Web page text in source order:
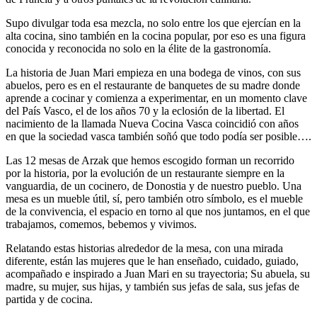
Supo divulgar toda esa mezcla, no solo entre los que ejercían en la
alta cocina, sino también en la cocina popular, por eso es una figura
conocida y reconocida no solo en la élite de la gastronomía.
La historia de Juan Mari empieza en una bodega de vinos, con sus
abuelos, pero es en el restaurante de banquetes de su madre donde
aprende a cocinar y comienza a experimentar, en un momento clave
del País Vasco, el de los años 70 y la eclosión de la libertad. El
nacimiento de la llamada Nueva Cocina Vasca coincidió con años
en que la sociedad vasca también soñó que todo podía ser posible….
Las 12 mesas de Arzak que hemos escogido forman un recorrido
por la historia, por la evolución de un restaurante siempre en la
vanguardia, de un cocinero, de Donostia y de nuestro pueblo. Una
mesa es un mueble útil, sí, pero también otro símbolo, es el mueble
de la convivencia, el espacio en torno al que nos juntamos, en el que
trabajamos, comemos, bebemos y vivimos.
Relatando estas historias alrededor de la mesa, con una mirada
diferente, están las mujeres que le han enseñado, cuidado, guiado,
acompañado e inspirado a Juan Mari en su trayectoria; Su abuela, su
madre, su mujer, sus hijas, y también sus jefas de sala, sus jefas de
partida y de cocina.